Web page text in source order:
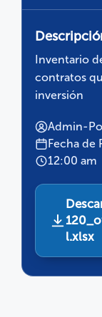
Inventario
contratos
inversión
Admin-
Fecha de
12:00 am
l.xlsx